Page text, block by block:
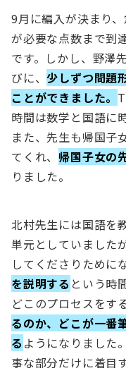
9月に編入が決まり
が必要な点数まで到
です。しかし、野澤
びに、少しずつ問題
ことができました。
時間は数学と国語に
また、先生も帰国子
てくれ、 帰国子女の
りました。
北村先生には国語を
単元としていました
してくださりために
を説明する という時
どこのプロセスをす
るのか、どこが一番
る ようになりました
事な部分だけに着目